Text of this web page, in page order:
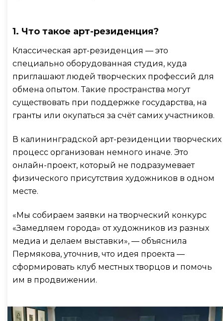
1. Что такое арт-резиденция?
Классическая арт-резиденция — это
специально оборудованная студия, куда
приглашают людей творческих профессий для
обмена опытом. Такие пространства могут
существовать при поддержке государства, на
гранты или окупаться за счёт самих участников.
В калининградской арт-резиденции творческих
процесс организован немного иначе. Это
онлайн-проект, который не подразумевает
физического присутствия художников в одном
месте.
«Мы собираем заявки на творческий конкурс
«Замедляем города» от художников из разных
медиа и делаем выставки», — объяснила
Пермякова, уточнив, что идея проекта —
сформировать клуб местных творцов и помочь
им в продвижении.